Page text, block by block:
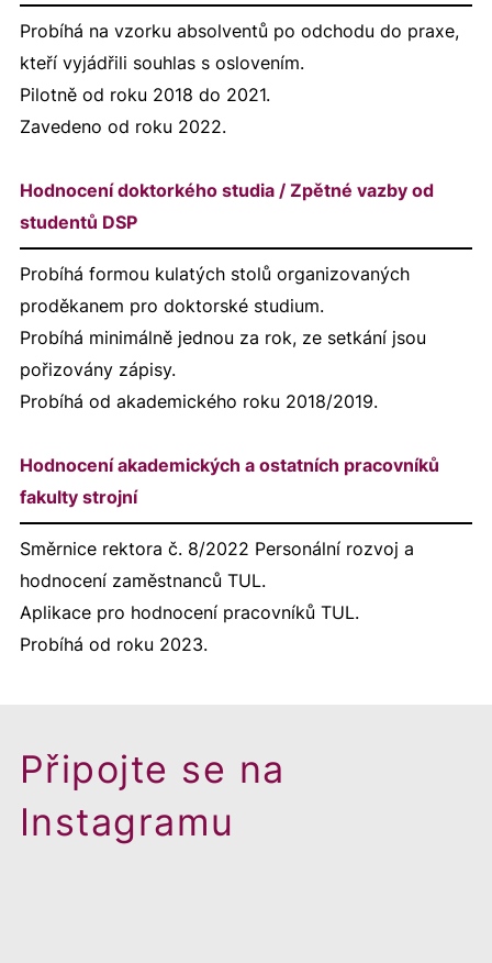
Probíhá na vzorku absolventů po odchodu do praxe,
kteří vyjádřili souhlas s oslovením.
Pilotně od roku 2018 do 2021.
Zavedeno od roku 2022.
Hodnocení doktorkého studia / Zpětné vazby od
studentů DSP
Probíhá formou kulatých stolů organizovaných
proděkanem pro doktorské studium.
Probíhá minimálně jednou za rok, ze setkání jsou
pořizovány zápisy.
Probíhá od akademického roku 2018/2019.
Hodnocení akademických a ostatních pracovníků
fakulty strojní
Směrnice rektora č. 8/2022 Personální rozvoj a
hodnocení zaměstnanců TUL.
Aplikace pro hodnocení pracovníků TUL.
Probíhá od roku 2023.
Připojte se na
Instagramu